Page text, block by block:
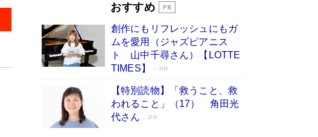
「『火垂るの墓』は、大嘘である」原作者
は描きたくない」監督が徹底的にこだわっ
たこと（後編） #戦争の記憶
Book Bang
「叱って伸びるやつは、褒めたらもっと伸びる」
俳優・高嶋政伸が家族に教わった“人を育てるコ
ツ”…芸への考え方を明かす
Book Bang
美輪明宏 晩年の回答を集めた『ほほえんで生き
るための人生相談』がランクイン［エンターテイ
メントベストセラー］
おすすめ
創作にもリフレッシュにもガ
ムを愛用（ジャズピアニス
ト 山中千尋さん）【LOTTE
TIMES】
PR
【特別読物】「救うこと、救
われること」（17） 角田光
代さん
PR